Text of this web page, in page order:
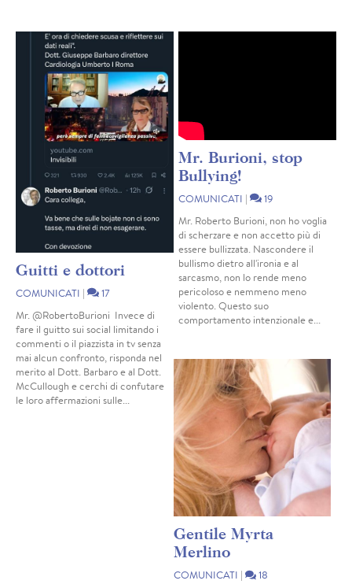
Guitti e dottori
COMUNICATI |
17
Mr. @RobertoBurioni Invece di
fare il guitto sui social limitando i
commenti o il piazzista in tv senza
mai alcun confronto, risponda nel
merito al Dott. Barbaro e al Dott.
McCullough e cerchi di confutare
le loro affermazioni sulle...
Mr. Burioni, stop
Bullying!
COMUNICATI |
19
Mr. Roberto Burioni, non ho voglia
di scherzare e non accetto più di
essere bullizzata. Nascondere il
bullismo dietro all'ironia e al
sarcasmo, non lo rende meno
pericoloso e nemmeno meno
violento. Questo suo
comportamento intenzionale e...
Gentile Myrta
Merlino
COMUNICATI | 18